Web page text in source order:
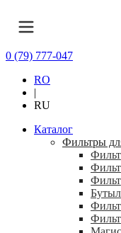
0 (79) 777-047
RO
|
RU
Каталог
Фильтры